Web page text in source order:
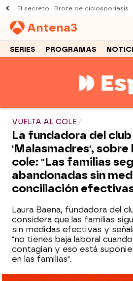
El secreto Brote de ciclosporiasis
Antena3
SERIES PROGRAMAS
VUELTA AL COLE
La fundadora del club
'Malasmadres', sobre
cole: "Las familias
abandonadas sin
conciliación
Laura Baena, fundadora del
considera que las familias
sin medidas efectivas y
"no tienes baja laboral
contagian y eso está
en las familias".